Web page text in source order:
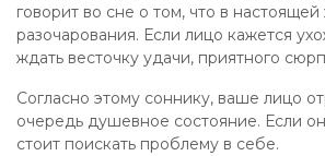
говорит во сне о том, что в
разочарования. Если лицо кажется
ждать весточку удачи, приятного
Согласно этому соннику, ваше лицо
очередь душевное состояние. Если
стоит поискать проблему в себе.